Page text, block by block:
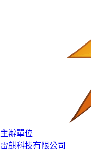
主辦單位
雷麒科技有限公司